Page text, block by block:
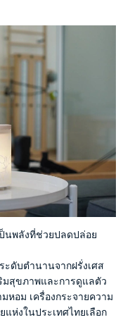
นพลังที่ช่วยปลดปล่อย
ะดับตำนานจากฝรั่งเศส
มสุขภาพและการดูแลตัว
มหอม เครื่องกระจายความ
ห่งในประเทศไทยเลือก